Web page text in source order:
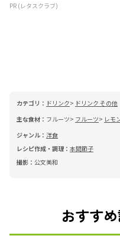
PR (レタスクラブ)
カテゴリ： ドリンク
ドリンク その他
主な食材： フルーツ フルーツ
レモ
ジャンル： 洋食
レシピ作成・調理： 本間節子
撮影： 公文美和
おすす